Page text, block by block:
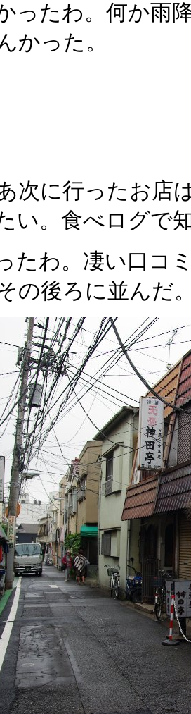
ったわ。何か雨
かった。
次に行ったお店
い。食べログで
たわ。凄い口コ
の後ろに並んだ